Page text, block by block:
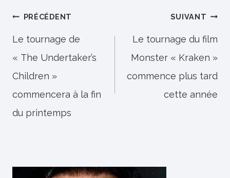
Navigation
de
l’article
PRÉCÉDENT
Le tournage de
« The Undertaker’s
Children »
commencera à la fin
du printemps
SUIVANT
Le tournage du film
Monster « Kraken »
commence plus tard
cette année